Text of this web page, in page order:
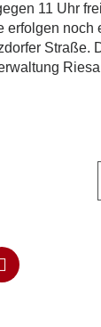
11 Uhr
Straße.